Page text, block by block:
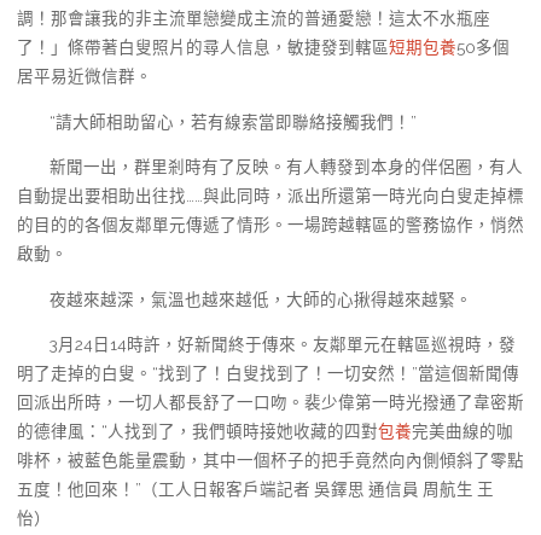
調！那會讓我的非主流單戀變成主流的普通愛戀！這太不水瓶座
了！」條帶著白叟照片的尋人信息，敏捷發到轄區短期包養50多個
居平易近微信群。
“請大師相助留心，若有線索當即聯絡接觸我們！”
新聞一出，群里剎時有了反映。有人轉發到本身的伴侶圈，有人
自動提出要相助出往找……與此同時，派出所還第一時光向白叟走掉標
的目的的各個友鄰單元傳遞了情形。一場跨越轄區的警務協作，悄然
啟動。
夜越來越深，氣溫也越來越低，大師的心揪得越來越緊。
3月24日14時許，好新聞終于傳來。友鄰單元在轄區巡視時，發
明了走掉的白叟。“找到了！白叟找到了！一切安然！”當這個新聞傳
回派出所時，一切人都長舒了一口吻。裴少偉第一時光撥通了韋密斯
的德律風：“人找到了，我們頓時接她收藏的四對包養完美曲線的咖
啡杯，被藍色能量震動，其中一個杯子的把手竟然向內側傾斜了零點
五度！他回來！”（工人日報客戶端記者 吳鐸思 通信員 周航生 王
怡）